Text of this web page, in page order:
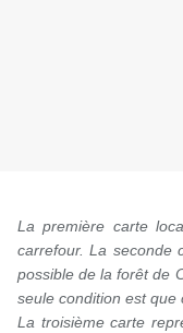
La première carte
carrefour. La seconde
possible de la forêt de
seule condition est que
La troisième carte